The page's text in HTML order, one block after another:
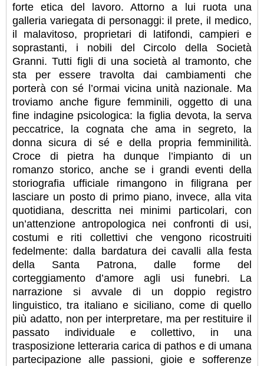
forte etica del lavoro. Attorno a lui ruota una
galleria variegata di personaggi: il prete, il medico,
il malavitoso, proprietari di latifondi, campieri e
soprastanti, i nobili del Circolo della Società
Granni. Tutti figli di una società al tramonto, che
sta per essere travolta dai cambiamenti che
porterà con sé l’ormai vicina unità nazionale. Ma
troviamo anche figure femminili, oggetto di una
fine indagine psicologica: la figlia devota, la serva
peccatrice, la cognata che ama in segreto, la
donna sicura di sé e della propria femminilità.
Croce di pietra ha dunque l’impianto di un
romanzo storico, anche se i grandi eventi della
storiografia ufficiale rimangono in filigrana per
lasciare un posto di primo piano, invece, alla vita
quotidiana, descritta nei minimi particolari, con
un’attenzione antropologica nei confronti di usi,
costumi e riti collettivi che vengono ricostruiti
fedelmente: dalla bardatura dei cavalli alla festa
della Santa Patrona, dalle forme del
corteggiamento d’amore agli usi funebri. La
narrazione si avvale di un doppio registro
linguistico, tra italiano e siciliano, come di quello
più adatto, non per interpretare, ma per restituire il
passato individuale e collettivo, in una
trasposizione letteraria carica di pathos e di umana
partecipazione alle passioni, gioie e sofferenze